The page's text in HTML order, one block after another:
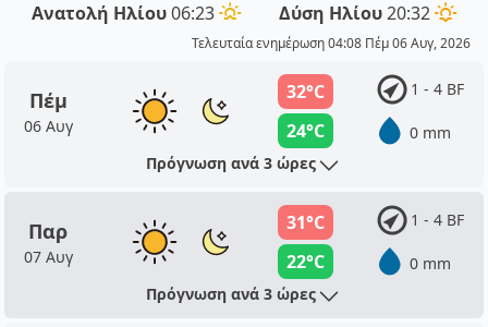
Ανατολή Ηλίου06:23 Δύση Ηλίου20:32
Τελευταία ενημέρωση 04:08 Πέμ 06 Αυγ, 2026
Πέμ
06 Αυγ
32°C
24°C
1 - 4 BF
0 mm
Πρόγνωση ανά 3 ώρες
Παρ
07 Αυγ
31°C
22°C
1 - 4 BF
0 mm
Πρόγνωση ανά 3 ώρες